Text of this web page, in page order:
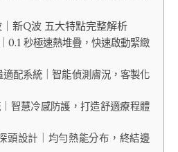
新Q波 五大特點完整解析
0.1 秒極速熱堆疊，快速啟動緊緻
配系統｜智能偵測膚況，客製化
智慧冷感防護，打造舒適療程體
頭設計｜均勻熱能分布，終結邊